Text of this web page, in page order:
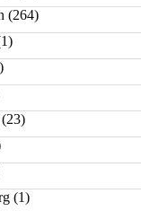
(264)
(23)
(1)